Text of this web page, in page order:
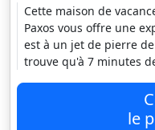
Cette maison de
Paxos vous offre une
est à un jet de pierre
trouve qu'à 7 minutes
le